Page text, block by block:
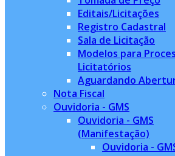
Editais/Licitações
Registro Cadastral
Sala de Licitação
Modelos para
Licitatórios
Aguardando
Nota Fiscal
Ouvidoria - GMS
Ouvidoria - GMS
(Manifestação)
Ouvidoria -